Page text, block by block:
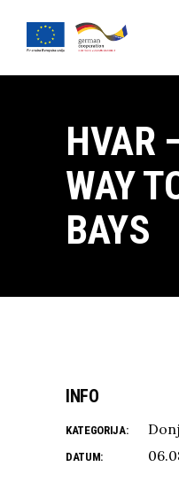
HVAR
WAY
BAYS
INFO
KATEGORIJA:
DATUM: